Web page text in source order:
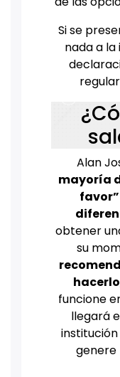
Si se
nada a la
Alan
mayoría
obtener
su
hacerlo
funcione
llegará
genere